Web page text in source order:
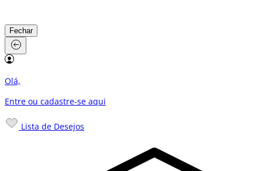
Fechar
Olá,
Entre ou cadastre-se aqui
Lista de Desejos